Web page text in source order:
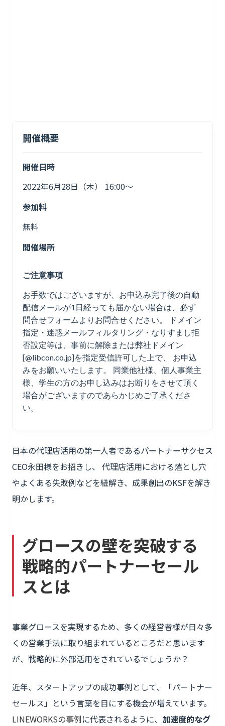
開催概要
開催日時
2022年6月28日（木） 16:00〜
参加料
無料
開催場所
ご注意事項
お手数ではございますが、お申込み完了後の自動
配信メールが1日経っても届かない場合は、必ず
問合せフォームよりお問合せください。 ドメイン
指定・迷惑メールフィルタリング・なりすまし拒
否設定等は、事前に解除または弊社ドメイン
[@libcon.co.jp]を指定受信許可した上で、 お申込
みをお願いいたします。 同業他社様、個人事業主
様、学生の方のお申し込みはお断りをさせて頂く
場合がございますのであらかじめご了承くださ
い。
日本の代理店活用の第一人者であるパートナーサクセス
CEO永田様をお招きし、 代理店活用における落とし穴
やよくある失敗例などを紐解き、成果創出のKSFを解き
明かします。
グロースの壁を突破する
戦略的パートナーセール
スとは
事業グロースを実現するため、多くの経営者様が日々多
くの営業手法に取り組まれているところだと思います
が、戦略的に外部活用をされているでしょうか？
近年、スタートアップの成功事例として、「パートナー
セールス」という言葉を目にする機会が増えています。
LINEWORKSの事例に代表されるように、 加速度的なグ